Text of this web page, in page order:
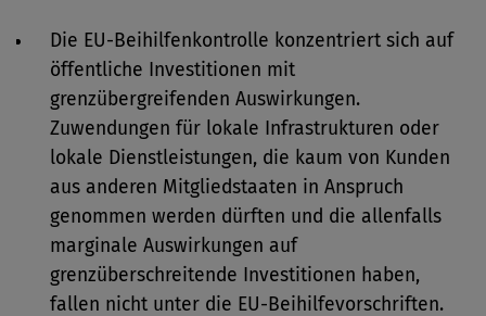
Die EU-Beihilfenkontrolle konzentriert sich auf
öffentliche Investitionen mit
grenzübergreifenden Auswirkungen.
Zuwendungen für lokale Infrastrukturen oder
lokale Dienstleistungen, die kaum von Kunden
aus anderen Mitgliedstaaten in Anspruch
genommen werden dürften und die allenfalls
marginale Auswirkungen auf
grenzüberschreitende Investitionen haben,
fallen nicht unter die EU-Beihilfevorschriften.